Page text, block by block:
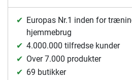
Europas Nr.1 inden for
hjemmebrug
4.000.000 tilfredse kunder
Over 7.000 produkter
69 butikker